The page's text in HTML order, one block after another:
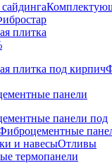
плитка
плитка под кирпич
панели
панели под
и навесыОтливы
термопанели